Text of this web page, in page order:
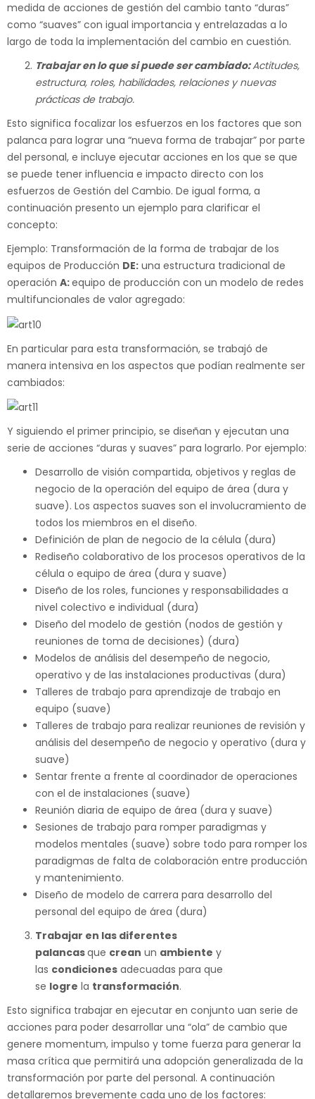
medida de acciones de gestión del cambio tanto “duras”
como “suaves” con igual importancia y entrelazadas a lo
largo de toda la implementación del cambio en cuestión.
Trabajar en lo que si puede ser cambiado:Actitudes,
estructura, roles, habilidades, relaciones y nuevas
prácticas de trabajo.
Esto significa focalizar los esfuerzos en los factores que son
palanca para lograr una “nueva forma de trabajar” por parte
del personal, e incluye ejecutar acciones en los que se que
se puede tener influencia e impacto directo con los
esfuerzos de Gestión del Cambio. De igual forma, a
continuación presento un ejemplo para clarificar el
concepto:
Ejemplo: Transformación de la forma de trabajar de los
equipos de Producción DE: una estructura tradicional de
operación A:equipo de producción con un modelo de redes
multifuncionales de valor agregado:
En particular para esta transformación, se trabajó de
manera intensiva en los aspectos que podían realmente ser
cambiados:
Y siguiendo el primer principio, se diseñan y ejecutan una
serie de acciones “duras y suaves” para lograrlo. Por ejemplo:
Desarrollo de visión compartida, objetivos y reglas de
negocio de la operación del equipo de área (dura y
suave). Los aspectos suaves son el involucramiento de
todos los miembros en el diseño.
Definición de plan de negocio de la célula (dura)
Rediseño colaborativo de los procesos operativos de la
célula o equipo de área (dura y suave)
Diseño de los roles, funciones y responsabilidades a
nivel colectivo e individual (dura)
Diseño del modelo de gestión (nodos de gestión y
reuniones de toma de decisiones) (dura)
Modelos de análisis del desempeño de negocio,
operativo y de las instalaciones productivas (dura)
Talleres de trabajo para aprendizaje de trabajo en
equipo (suave)
Talleres de trabajo para realizar reuniones de revisión y
análisis del desempeño de negocio y operativo (dura y
suave)
Sentar frente a frente al coordinador de operaciones
con el de instalaciones (suave)
Reunión diaria de equipo de área (dura y suave)
Sesiones de trabajo para romper paradigmas y
modelos mentales (suave) sobre todo para romper los
paradigmas de falta de colaboración entre producción
y mantenimiento.
Diseño de modelo de carrera para desarrollo del
personal del equipo de área (dura)
Trabajar en las diferentes
palancasque crean un ambiente y
las condiciones adecuadas para que
se logre la transformación.
Esto significa trabajar en ejecutar en conjunto uan serie de
acciones para poder desarrollar una “ola” de cambio que
genere momentum, impulso y tome fuerza para generar la
masa crítica que permitirá una adopción generalizada de la
transformación por parte del personal. A continuación
detallaremos brevemente cada uno de los factores: